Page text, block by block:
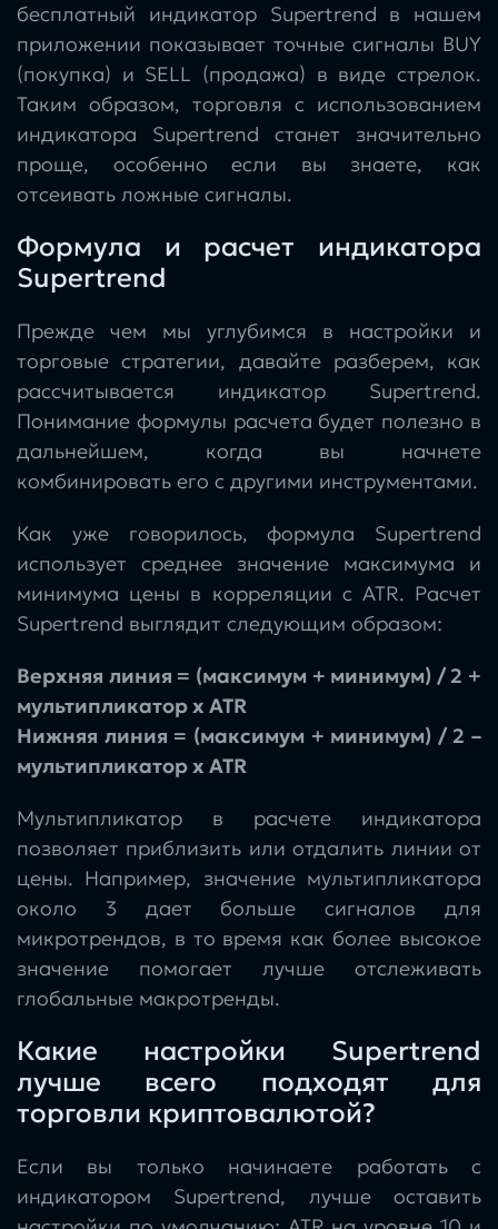
бесплатный индикатор Supertrend в нашем
приложении показывает точные сигналы BUY
(покупка) и SELL (продажа) в виде стрелок.
Таким образом, торговля с использованием
индикатора Supertrend станет значительно
проще, особенно если вы знаете, как
отсеивать ложные сигналы.
Формула и расчет индикатора
Supertrend
Прежде чем мы углубимся в настройки и
торговые стратегии, давайте разберем, как
рассчитывается индикатор Supertrend.
Понимание формулы расчета будет полезно в
дальнейшем, когда вы начнете
комбинировать его с другими инструментами.
Как уже говорилось, формула Supertrend
использует среднее значение максимума и
минимума цены в корреляции с ATR. Расчет
Supertrend выглядит следующим образом:
Верхняя линия = (максимум + минимум) / 2 +
мультипликатор x ATR
Нижняя линия = (максимум + минимум) / 2 –
мультипликатор x ATR
Мультипликатор в расчете индикатора
позволяет приблизить или отдалить линии от
цены. Например, значение мультипликатора
около 3 дает больше сигналов для
микротрендов, в то время как более высокое
значение помогает лучше отслеживать
глобальные макротренды.
Какие настройки Supertrend
лучше всего подходят для
торговли криптовалютой?
Если вы только начинаете работать с
индикатором Supertrend, лучше оставить